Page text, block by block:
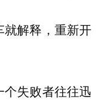
解释，重新开
失败者往往迅